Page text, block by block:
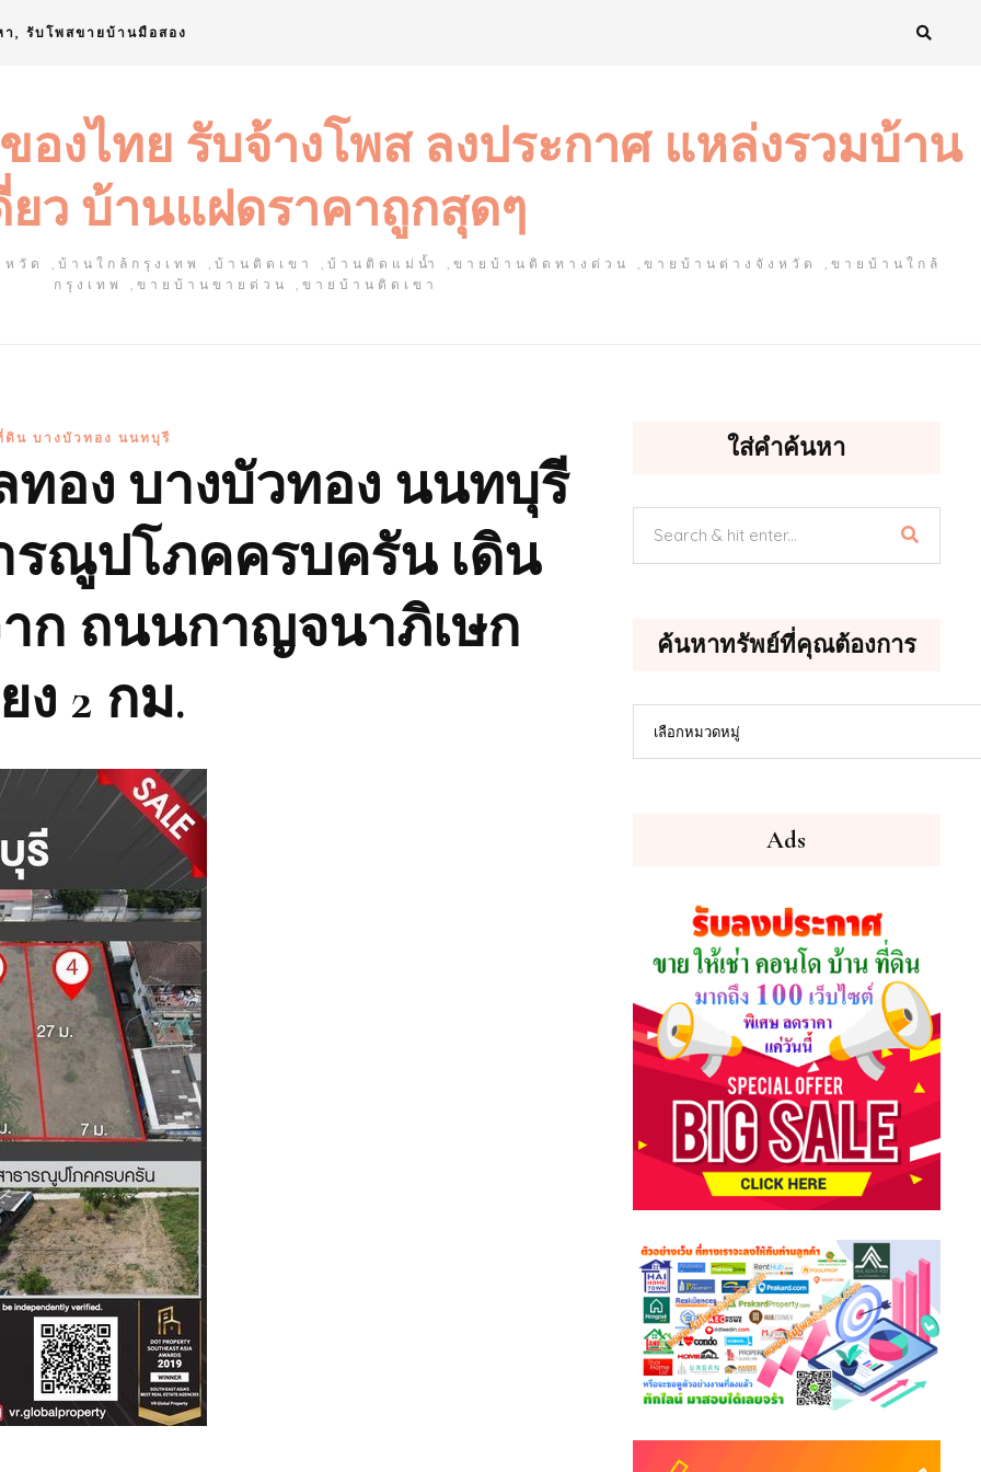
, รับโพสขายบ้านมือสอง
งไทย รับจ้างโพส ลงประกาศ แหล่งรวมบ้าน
ยว บ้านแฝดราคาถูกสุดๆ
วัด ,บ้านใกล้กรุงเทพ ,บ้านติดเขา ,บ้านติดแม่น้ำ ,ขายบ้านติดทางด่วน ,ขายบ้านต่างจังหวัด ,ขายบ้านใกล้
กรุงเทพ ,ขายบ้านขายด่วน ,ขายบ้านติดเขา
ดิน บางบัวทอง นนทบุรี
ทอง บางบัวทอง นนทบุรี
รณูปโภคครบครัน เดิน
ก ถนนกาญจนาภิเษก
ง 2 กม.
ใส่คำค้นหา
ค้นหาทรัพย์ที่คุณต้องการ
เลือกหมวดหมู่
Ads